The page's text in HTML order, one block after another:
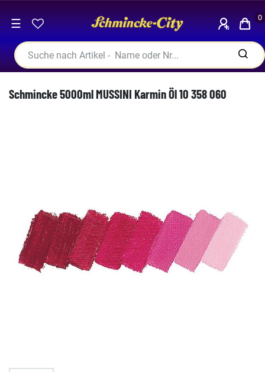
☰ 0
Schmincke 5000ml MUSSINI Karmin Öl 10 358 060